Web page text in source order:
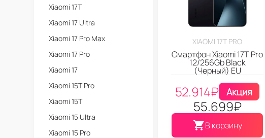
XIAOMI 17T PRO
Смартфон Xiaomi 17T Pro
12/256Gb Black
(Черный) EU
52.914₽ Акция
55.699₽
В корзину
Xiaomi 17T
Xiaomi 17 Ultra
Xiaomi 17 Pro Max
Xiaomi 17 Pro
Xiaomi 17
Xiaomi 15T Pro
Xiaomi 15T
Xiaomi 15 Ultra
Xiaomi 15 Pro